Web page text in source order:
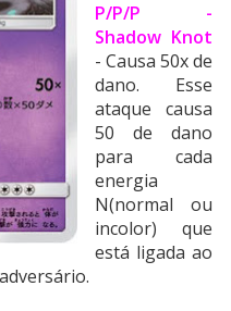
P/P/P -
Shadow Knot
- Causa 50x de
dano. Esse
ataque causa
50 de dano
para cada
energia
N(normal ou
incolor) que
está ligada ao